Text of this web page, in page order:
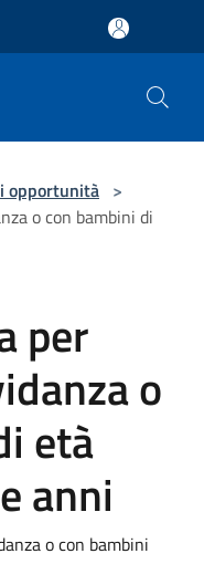
opportunità >
o con bambini di
per
o
età
anni
o con bambini